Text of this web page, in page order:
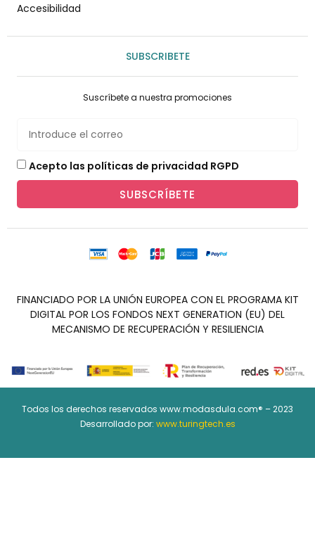
Accesibilidad
SUBSCRIBETE
Suscríbete a nuestra promociones
Acepto las políticas de privacidad RGPD
SUBSCRÍBETE
FINANCIADO POR LA UNIÓN EUROPEA CON EL PROGRAMA KIT
DIGITAL POR LOS FONDOS NEXT GENERATION (EU) DEL
MECANISMO DE RECUPERACIÓN Y RESILIENCIA
Todos los derechos reservados www.modasdula.com® – 2023
Desarrollado por: www.turingtech.es